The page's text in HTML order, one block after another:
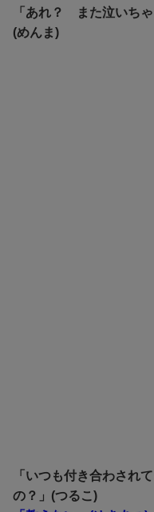
「あれ？ また泣いち
(めんま)
「いつも付き合わされ
の？」(つるこ)